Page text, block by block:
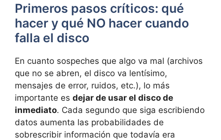
Primeros pasos críticos: qué
hacer y qué NO hacer cuando
falla el disco
En cuanto sospeches que algo va mal (archivos
que no se abren, el disco va lentísimo,
mensajes de error, ruidos, etc.), lo más
importante es dejar de usar el disco de
inmediato. Cada segundo que siga escribiendo
datos aumenta las probabilidades de
sobrescribir información que todavía era